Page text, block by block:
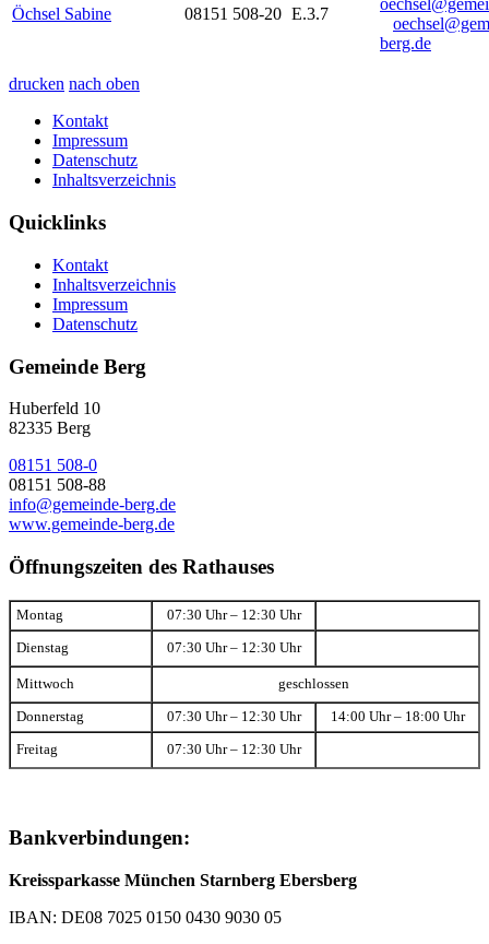
Öchsel Sabine 08151 508-20 E.3.7
berg.de
drucken nach oben
Kontakt
Impressum
Datenschutz
Inhaltsverzeichnis
Quicklinks
Kontakt
Inhaltsverzeichnis
Impressum
Datenschutz
Gemeinde Berg
Huberfeld 10
82335 Berg
08151 508-0
08151 508-88
info@gemeinde-berg.de
www.gemeinde-berg.de
Öffnungszeiten des Rathauses
Montag 07:30 Uhr – 12:30 Uhr
Dienstag 07:30 Uhr – 12:30 Uhr
Mittwoch geschlossen
Donnerstag 07:30 Uhr – 12:30 Uhr 14:00 Uhr – 18:00 Uhr
Freitag 07:30 Uhr – 12:30 Uhr
Bankverbindungen:
Kreissparkasse München Starnberg Ebersberg
IBAN: DE08 7025 0150 0430 9030 05